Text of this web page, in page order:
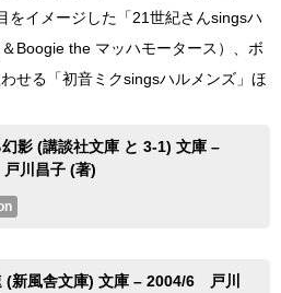
をイメージした「21世紀さんsingsハ
Boogie the マッハモータース）、ボ
せる「初音ミクsingsハルメンズ」ほ
影 (講談社文庫 と 3-1) 文庫 –
川昌子 (著)
(新風舎文庫) 文庫 – 2004/6 戸川